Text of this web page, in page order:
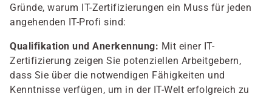
Gründe, warum IT-Zertifizierungen ein Muss für jeden
angehenden IT-Profi sind:
Qualifikation und Anerkennung: Mit einer IT-
Zertifizierung zeigen Sie potenziellen Arbeitgebern,
dass Sie über die notwendigen Fähigkeiten und
Kenntnisse verfügen, um in der IT-Welt erfolgreich zu